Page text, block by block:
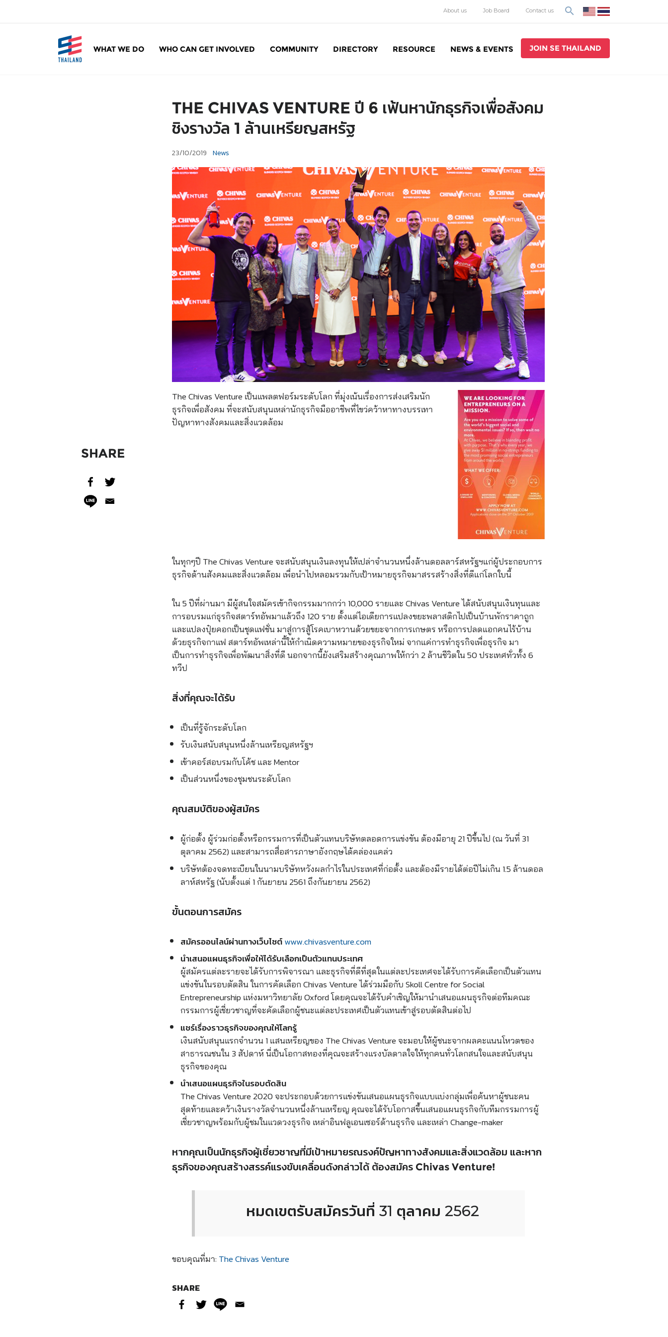
About us Job Board Contact us search
WHAT WE DO WHO CAN GET INVOLVED COMMUNITY DIRECTORY RESOURCE NEWS & EVENTS JOIN SE THAILAND
SHARE
THE CHIVAS VENTURE ปี 6 เฟ้นหานักธุรกิจเพื่อสังคม
ชิงรางวัล 1 ล้านเหรียญสหรัฐ
23/10/2019 News
The Chivas Venture เป็นแพลตฟอร์มระดับโลก ที่มุ่งเน้นเรื่องการส่งเสริมนัก
ธุรกิจเพื่อสังคม ที่จะสนับสนุนเหล่านักธุรกิจมืออาชีพที่ไขว่คว้าหาทางบรรเทา
ปัญหาทางสังคมและสิ่งแวดล้อม
ในทุกๆปี The Chivas Venture จะสนับสนุนเงินลงทุนให้เปล่าจำนวนหนึ่งล้านดอลลาร์สหรัฐฯแก่ผู้ประกอบการ
ธุรกิจด้านสังคมและสิ่งแวดล้อม เพื่อนำไปหลอมรวมกับเป้าหมายธุรกิจมาสรรสร้างสิ่งที่ดีแก่โลกใบนี้
ใน 5 ปีที่ผ่านมา มีผู้สนใจสมัครเข้ากิจกรรมมากกว่า 10,000 รายและ Chivas Venture ได้สนับสนุนเงินทุนและ
การอบรมแก่ธุรกิจสตาร์ทอัพมาแล้วถึง 120 ราย ตั้งแต่ไอเดียการแปลงขยะพลาสติกไปเป็นบ้านพักราคาถูก
และแปลงปุ๋ยคอกเป็นชุดแฟชั่น มาสู่การสู้โรคเบาหวานด้วยขยะจากการเกษตร หรือการปลดแอกคนไร้บ้าน
ด้วยธุรกิจกาแฟ สตาร์ทอัพเหล่านี้ให้กำเนิดความหมายของธุรกิจใหม่ จากแค่การทำธุรกิจเพื่อธุรกิจ มา
เป็นการทำธุรกิจเพื่อพัฒนาสิ่งที่ดี นอกจากนี้ยังเสริมสร้างคุณภาพให้กว่า 2 ล้านชีวิตใน 50 ประเทศทั่วทั้ง 6
ทวีป
สิ่งที่คุณจะได้รับ
เป็นที่รู้จักระดับโลก
รับเงินสนับสนุนหนึ่งล้านเหรียญสหรัฐฯ
เข้าคอร์สอบรมกับโค้ช และ Mentor
เป็นส่วนหนึ่งของชุมชนระดับโลก
คุณสมบัติของผู้สมัคร
ผู้ก่อตั้ง ผู้ร่วมก่อตั้งหรือกรรมการที่เป็นตัวแทนบริษัทตลอดการแข่งขัน ต้องมีอายุ 21 ปีขึ้นไป (ณ วันที่ 31
ตุลาคม 2562) และสามารถสื่อสารภาษาอังกฤษได้คล่องแคล่ว
บริษัทต้องจดทะเบียนในนามบริษัทหวังผลกำไรในประเทศที่ก่อตั้ง และต้องมีรายได้ต่อปีไม่เกิน 1.5 ล้านดอล
ลาห์สหรัฐ (นับตั้งแต่ 1 กันยายน 2561 ถึงกันยายน 2562)
ขั้นตอนการสมัคร
สมัครออนไลน์ผ่านทางเว็บไซต์ www.chivasventure.com
นำเสนอแผนธุรกิจเพื่อให้ได้รับเลือกเป็นตัวแทนประเทศ
ผู้สมัครแต่ละรายจะได้รับการพิจารณา และธุรกิจที่ดีที่สุดในแต่ละประเทศจะได้รับการคัดเลือกเป็นตัวแทน
แข่งขันในรอบตัดสิน ในการคัดเลือก Chivas Venture ได้ร่วมมือกับ Skoll Centre for Social
Entrepreneurship แห่งมหาวิทยาลัย Oxford โดยคุณจะได้รับคำเชิญให้มานำเสนอแผนธุรกิจต่อทีมคณะ
กรรมการผู้เชี่ยวชาญที่จะคัดเลือกผู้ชนะแต่ละประเทศเป็นตัวแทนเข้าสู่รอบตัดสินต่อไป
แชร์เรื่องราวธุรกิจของคุณให้โลกรู้
เงินสนับสนุนแรกจำนวน 1 แสนเหรียญของ The Chivas Venture จะมอบให้ผู้ชนะจากผลคะแนนโหวตของ
สาธารณชนใน 3 สัปดาห์ นี่เป็นโอกาสทองที่คุณจะสร้างแรงบัลดาลใจให้ทุกคนทั่วโลกสนใจและสนับสนุน
ธุรกิจของคุณ
นำเสนอแผนธุรกิจในรอบตัดสิน
The Chivas Venture 2020 จะประกอบด้วยการแข่งขันเสนอแผนธุรกิจแบบแบ่งกลุ่มเพื่อค้นหาผู้ชนะคน
สุดท้ายและคว้าเงินรางวัลจำนวนหนึ่งล้านเหรียญ คุณจะได้รับโอกาสขึ้นเสนอแผนธุรกิจกับทีมกรรมการผู้
เชี่ยวชาญพร้อมกับผู้ชมในแวดวงธุรกิจ เหล่าอินฟลูเอนเซอร์ด้านธุรกิจ และเหล่า Change-maker
หากคุณเป็นนักธุรกิจผู้เชี่ยวชาญที่มีเป้าหมายรณรงค์ปัญหาทางสังคมและสิ่งแวดล้อม และหาก
ธุรกิจของคุณสร้างสรรค์แรงขับเคลื่อนดังกล่าวได้ ต้องสมัคร Chivas Venture!
หมดเขตรับสมัครวันที่ 31 ตุลาคม 2562
ขอบคุณที่มา:The Chivas Venture
SHARE